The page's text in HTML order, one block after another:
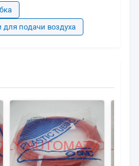
подачи воздуха